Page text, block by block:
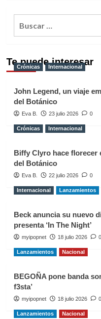
Te puede interesar
Crónicas Internacional
John Legend, un viaje
del Botánico
Eva B. 23 julio 2026 0
Crónicas Internacional
Biffy Clyro hace florecer
del Botánico
Eva B. 22 julio 2026 0
Internacional Lanzamientos
Beck anuncia su nuevo
presenta ‘In The Night’
myipopnet 18 julio 2026 0
Lanzamientos Nacional
BEGOÑA pone banda
f3sta’
myipopnet 18 julio 2026 0
Lanzamientos Nacional